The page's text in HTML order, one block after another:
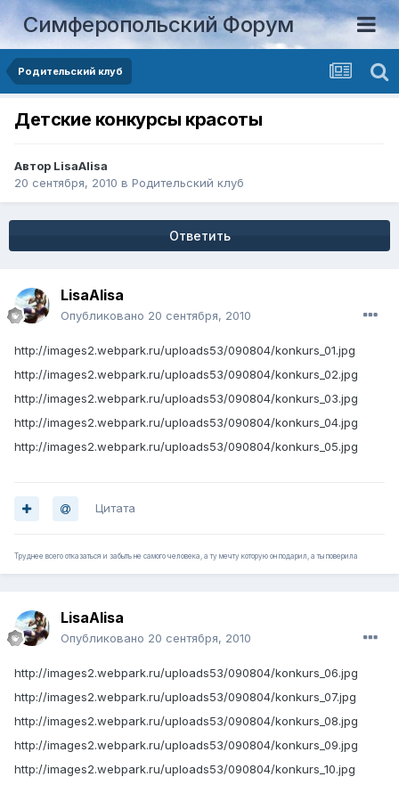
Симферопольский Форум
Родительский клуб
Детские конкурсы красоты
Автор LisaAlisa
20 сентября, 2010 в Родительский клуб
Ответить
LisaAlisa
Опубликовано 20 сентября, 2010
http://images2.webpark.ru/uploads53/090804/konkurs_01.jpg
http://images2.webpark.ru/uploads53/090804/konkurs_02.jpg
http://images2.webpark.ru/uploads53/090804/konkurs_03.jpg
http://images2.webpark.ru/uploads53/090804/konkurs_04.jpg
http://images2.webpark.ru/uploads53/090804/konkurs_05.jpg
Цитата
Труднее всего отказаться и забыть не самого человека, а ту мечту которую он подарил, а ты поверила
LisaAlisa
Опубликовано 20 сентября, 2010
http://images2.webpark.ru/uploads53/090804/konkurs_06.jpg
http://images2.webpark.ru/uploads53/090804/konkurs_07.jpg
http://images2.webpark.ru/uploads53/090804/konkurs_08.jpg
http://images2.webpark.ru/uploads53/090804/konkurs_09.jpg
http://images2.webpark.ru/uploads53/090804/konkurs_10.jpg